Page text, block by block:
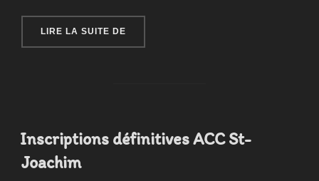
LIRE LA SUITE DE
Inscriptions définitives ACC St-
Joachim